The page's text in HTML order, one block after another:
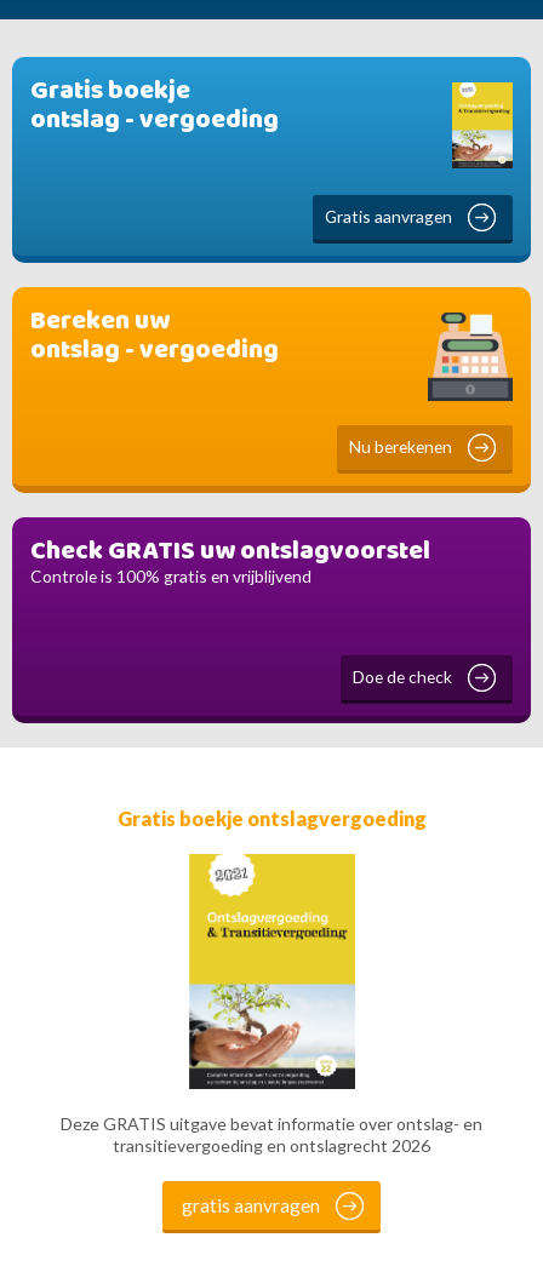
Gratis boekje
ontslag - vergoeding
Gratis aanvragen
Bereken uw
ontslag - vergoeding
Nu berekenen
Check GRATIS uw ontslagvoorstel
Controle is 100% gratis en vrijblijvend
Doe de check
Gratis boekje ontslagvergoeding
Deze GRATIS uitgave bevat informatie over ontslag- en
transitievergoeding en ontslagrecht 2026
gratis aanvragen